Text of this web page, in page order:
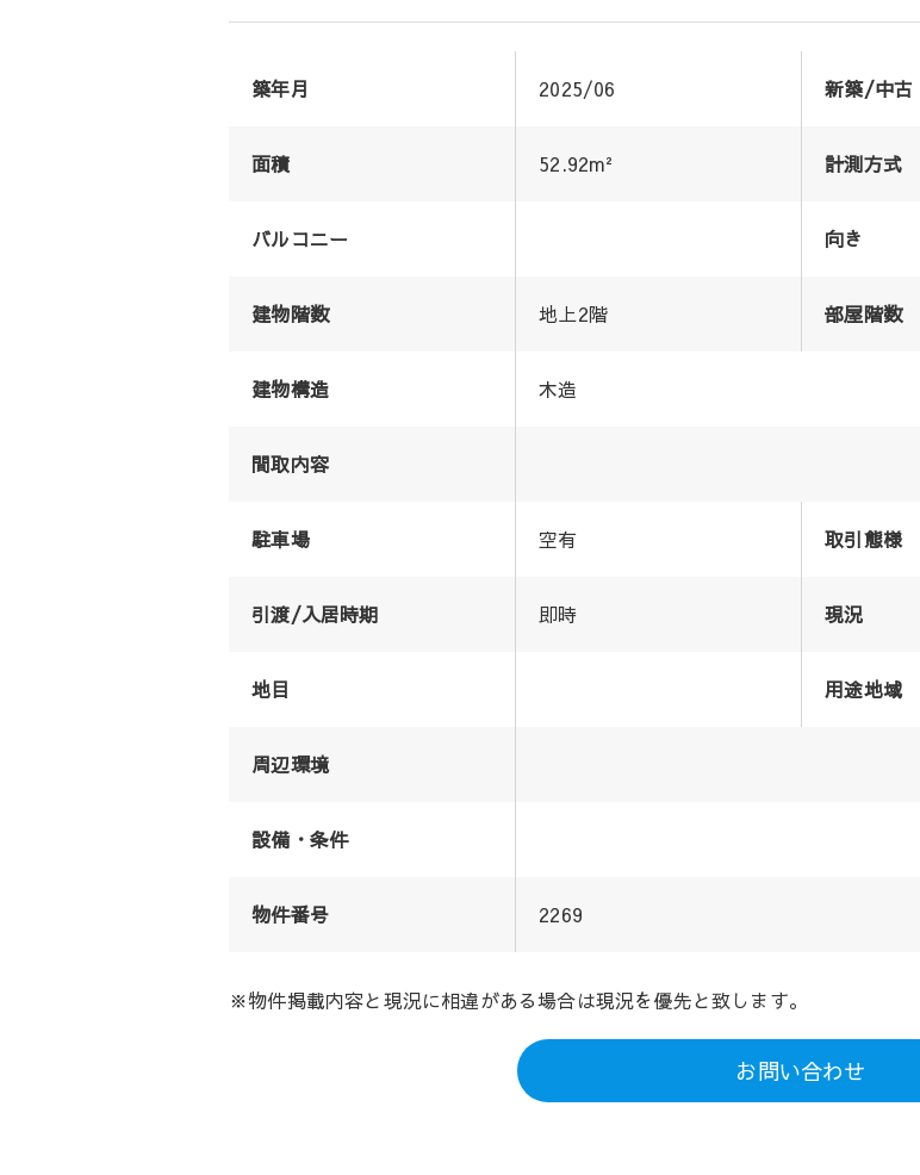
築年月 2025/06 新築/中古
面積 52.92m² 計測方式
バルコニー 向き
建物階数 地上2階 部屋階数
建物構造 木造
間取内容
駐車場 空有 取引態様
引渡/入居時期 即時 現況
地目 用途地域
周辺環境
設備・条件
物件番号 2269
※物件掲載内容と現況に相違がある場合は現況を優先と致します。
お問い合わせ